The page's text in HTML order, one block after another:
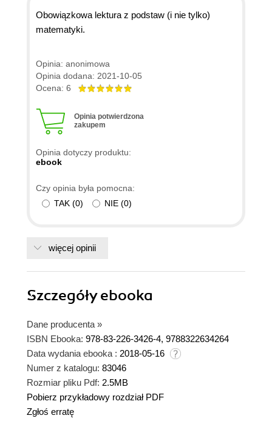
Obowiązkowa lektura z podstaw (i nie tylko)
matematyki.
Opinia: anonimowa
Opinia dodana: 2021-10-05
Ocena: 6
Opinia potwierdzona
zakupem
Opinia dotyczy produktu:
ebook
Czy opinia była pomocna:
TAK (0) NIE (0)
więcej opinii
Szczegółyebooka
Dane producenta »
ISBN Ebooka: 978-83-226-3426-4, 9788322634264
Data wydania ebooka : 2018-05-16
Numer z katalogu: 83046
Rozmiar pliku Pdf: 2.5MB
Pobierz przykładowy rozdział PDF
Zgłoś erratę